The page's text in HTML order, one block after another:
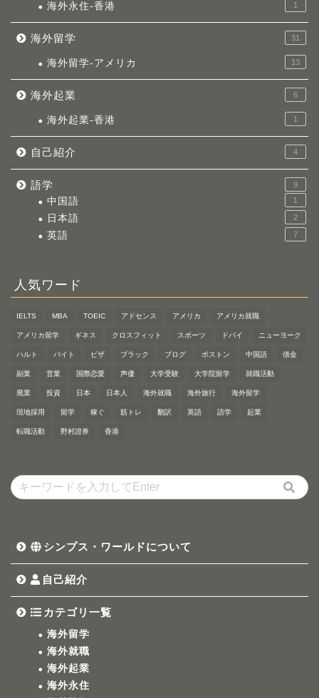
海外永住-香港 1
海外留学 31
海外留学-アメリカ 13
海外起業 6
海外起業-香港 1
自己紹介 4
語学 9
中国語 1
日本語 2
英語 7
人気ワード
IELTS MBA TOEIC アドセンス アメリカ アメリカ就職
アメリカ留学 ギネス クロスフィット スポーツ ドバイ ニューヨーク
ハルト バイト ビザ ブラック ブログ ボストン 中国語 借金
副業 営業 国際恋愛 声優 大学受験 大学院留学 就職活動
廃業 投資 日本 日本人 海外就職 海外旅行 海外留学
現地採用 留学 稼ぐ 筋トレ 翻訳 英語 語学 起業
転職活動 野村證券 香港
シンプス・ワールドについて
自己紹介
カテゴリ一覧
海外留学
海外就職
海外起業
海外永住